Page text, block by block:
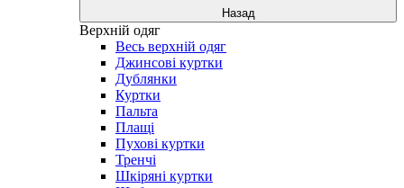
Назад
Верхній одяг
Весь верхній одяг
Джинсові куртки
Дублянки
Куртки
Пальта
Плащі
Пухові куртки
Тренчі
Шкіряні куртки